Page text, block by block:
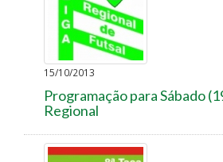
15/10/2013
Programação para Sábado
Regional